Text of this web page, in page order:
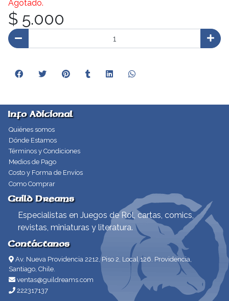
Agotado.
$ 5.000
Info Adicional
Quiénes somos
Dónde Estamos
Términos y Condiciones
Medios de Pago
Costo y Forma de Envíos
Como Comprar
Guild Dreams
Especialistas en Juegos de Rol, cartas, comics,
revistas, miniaturas y literatura.
Contáctanos
Av. Nueva Providencia 2212, Piso 2, Local 126. Providencia,
Santiago, Chile.
ventas@guildreams.com
222317137